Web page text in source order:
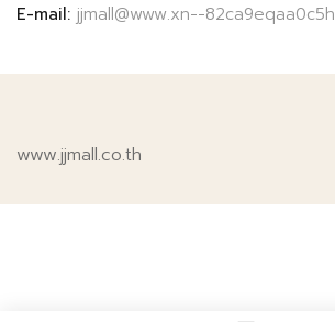
E-mail: jjmall@www.xn--
www.jjmall.co.th